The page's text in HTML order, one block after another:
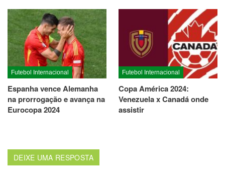
Futebol Internacional
Espanha vence Alemanha
na prorrogação e avança na
Eurocopa 2024
Futebol Internacional
Copa América 2024:
Venezuela x Canadá onde
assistir
DEIXE UMA RESPOSTA